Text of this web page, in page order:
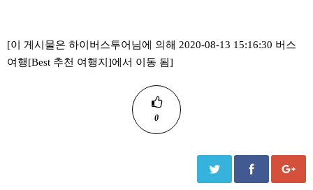
[이 게시물은 하이버스투어님에 의해 2020-08-13 15:16:30 버스
여행[Best 추천 여행지]에서 이동 됨]
0